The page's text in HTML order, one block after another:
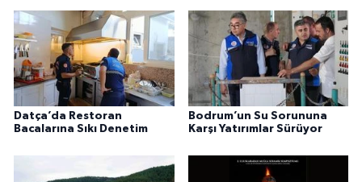
Datça’da Restoran
Bacalarına Sıkı Denetim
Bodrum’un Su Sorununa
Karşı Yatırımlar Sürüyor